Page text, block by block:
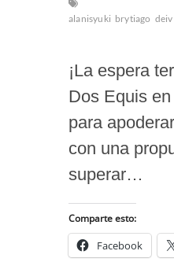
alanisyuki brytiago deiv
¡La espera
Dos Equis
para
con una
superar…
Comparte esto:
Facebook